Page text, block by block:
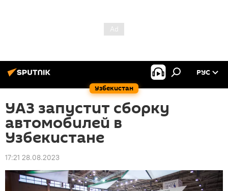
Узбекистан
РУС
УАЗ запустит сборку
автомобилей в
Узбекистане
17:21 28.08.2023